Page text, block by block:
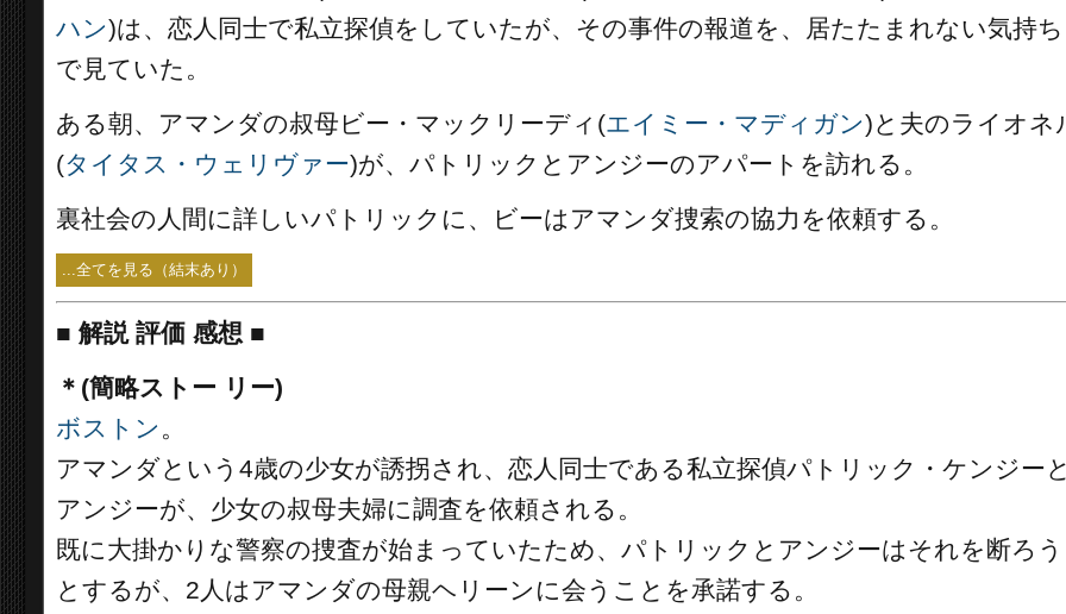
ハン)は、恋人同士で私立探偵をしていたが、その事件の報道を、居たたまれない気持ち
で見ていた。
ある朝、アマンダの叔母ビー・マックリーディ(エイミー・マディガン)と夫のライオネ
(タイタス・ウェリヴァー)が、パトリックとアンジーのアパートを訪れる。
裏社会の人間に詳しいパトリックに、ビーはアマンダ捜索の協力を依頼する。
...全てを見る（結末あり）
■ 解説 評価 感想 ■
＊(簡略ストー リー)
ボストン 。
アマンダという4歳の少女が誘拐され、恋人同士である私立探偵パトリック・ケンジー
アンジーが、少女の叔母夫婦に調査を依頼される。
既に大掛かりな警察の捜査が始まっていたため、パトリックとアンジーはそれを断ろう
とするが、2人はアマンダの母親ヘリーンに会うことを承諾する。